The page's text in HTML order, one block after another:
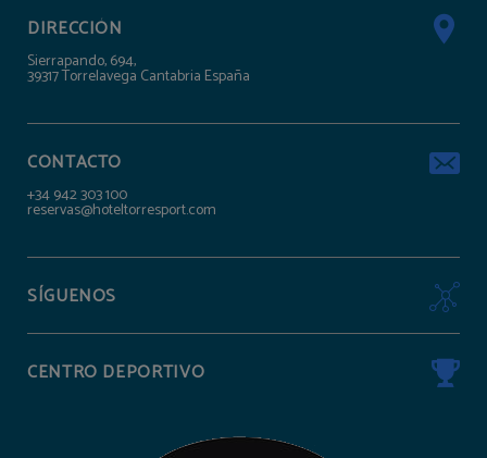
DIRECCIÓN
Sierrapando, 694,
39317 Torrelavega Cantabria España
CONTACTO
+34 942 303 100
reservas@hoteltorresport.com
SÍGUENOS
CENTRO DEPORTIVO